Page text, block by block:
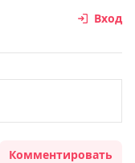
Вход
Комментировать